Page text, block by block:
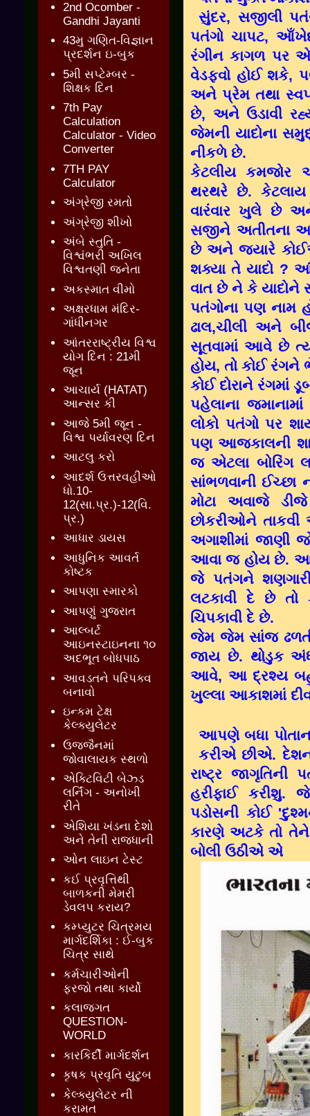
સુંદર, સજીલી
પતંગો ચાપટ,
રંગીન કાગળ પર
વેડફવો હોઈ શકે,
અને પ્રેમ તથા
છે, અને ઉડાવી
જેમની યાદોના
નીકળે છે.
કેટલીય
થરથરે છે. કેટલાય
વારંવાર ખુલે છે
સજીને અતીતના
છે અને જ્યારે કોઈએ
શક્યા તે યાદો ?
વાત છે ને કે યાદોને
પતંગોના પણ નામ
ઢાલ,ચીલી અને
સૂતવામાં આવે છે
હોય, તો કોઈ રંગને
કોઈ દોરાને રંગમાં
પહેલાના
લોકો પતંગો પર
પણ આજકાલની
જ એટલા બોરિંગ
સાંભળવાની
મોટા અવાજે
છોકરીઓને તાકવી
અગાશીમાં જાણી
આવા જ હોય છે. આજે
જે પતંગને
લટકાવી દે છે તો
ચિપકાવી દે છે.
જેમ જેમ સાંજ
જાય છે. થોડુક
આવે, આ દ્રશ્ય
ખુલ્લા આકાશમાં
આપણે બધા
કરીએ છીએ.
રાષ્ટ્ર
હરીફાઈ
પડોસની કોઈ
કારણે અટકે તો
બોલી ઉઠીએ એ
2nd Ocomber -
Gandhi Jayanti
43મુ ગણિત-વિજ્ઞાન
પ્રદર્શન ઇ-બુક
5મી સપ્ટેમ્બર -
શિક્ષક દિન
7th Pay
Calculation
Calculator - Video
Converter
7TH PAY
Calculator
અંગ્રેજી રમતો
અંગ્રેજી શીખો
અંબે સ્તુતિ -
વિશ્વંભરી અખિલ
વિશ્વતણી જનેતા
અકસ્માત વીમો
અક્ષરધામ મંદિર-
ગાંધીનગર
આંતરરાષ્ટ્રીય વિશ્વ
યોગ દિન : 21મી
જૂન
આચાર્ય (HATAT)
આન્સર કી
આજે 5મી જૂન -
વિશ્વ પર્યાવરણ દિન
આટલુ કરો
આદર્શ ઉત્તરવહીઓ
ધો.10-
12(સા.પ્ર.)-12(વિ.
પ્ર.)
આધાર ડાયસ
આધુનિક આવર્ત
કોષ્ટક
આપણા સ્મારકો
આપણું ગુજરાત
આલ્બર્ટ
આઇનસ્ટાઇનના ૧૦
અદભૂત બોધપાઠ
આવડતને પરિપક્વ
બનાવો
ઇન્કમ ટેક્ષ
કેલ્ક્યુલેટર
ઉજ્જૈનમાં
જોવાલાયક સ્થળો
એક્ટિવિટી બેઝ્ડ
લર્નિંગ - અનોખી
રીતે
એશિયા ખંડના દેશો
અને તેની રાજધાની
ઓન લાઇન ટેસ્ટ
કઈ પ્રવૃત્તિથી
બાળકની મેમરી
ડેવલપ કરાય?
કમ્પ્યુટર ચિત્રમય
માર્ગદર્શિકા : ઈ-બુક
ચિત્ર સાથે
કર્મચારીઓની
ફરજો તથા કાર્યો
કલાજગત
QUESTION-
WORLD
કારકિર્દી માર્ગદર્શન
કૃષક પ્રવૃતિ યુટુબ
કેલ્ક્યુલેટર ની
કરામત